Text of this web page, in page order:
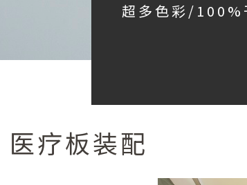
超多色彩/100%
医疗板装配